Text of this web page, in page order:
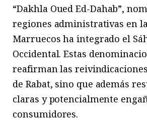
“Dakhla Oued Ed-Dahab”,
regiones administrativas en
Marruecos ha integrado el
Occidental. Estas
reafirman las
de Rabat, sino que además
claras y potencialmente
consumidores.